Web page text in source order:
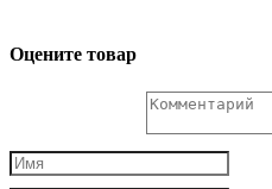
Оцените товар